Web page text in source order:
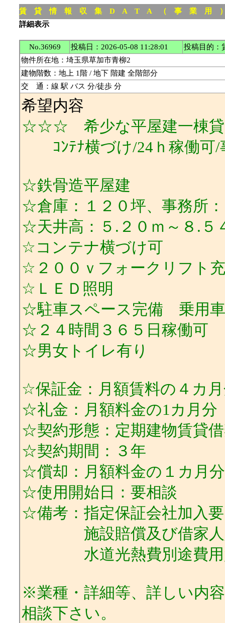
賃 貸 情 報 収 集 D A T A （ 事 業 用
詳細表示
No.36969 投稿日：2026-05-08 11:28:01
投稿目的：
物件所在地：埼玉県草加市青柳2
建物階数：地上 1階 / 地下 階建 全階部分
交 通：線 駅 バス 分/徒歩 分
希望内容
☆☆☆ 希少な平屋建一
ｺﾝﾃﾅ横づけ/24ｈ稼働可/
☆鉄骨造平屋建
☆倉庫：１２０坪、事務所
☆天井高：５.２０ｍ～８.５
☆コンテナ横づけ可
☆２００ｖフォークリフト
☆ＬＥＤ照明
☆駐車スペース完備 乗用
☆２４時間３６５日稼働可
☆男女トイレ有り
☆保証金：月額賃料の４カ
☆礼金：月額料金の1カ月分
☆契約形態：定期建物賃貸
☆契約期間：３年
☆償却：月額料金の１カ月
☆使用開始日：要相談
☆備考：指定保証会社加入要
施設賠償及び借家人
水道光熱費別途費用
※業種・詳細等、詳しい内
相談下さい。